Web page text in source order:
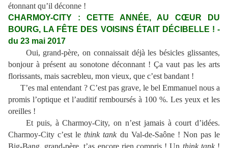
étonnant qu’il déconne !
CHARMOY-CITY : CETTE ANNÉE, AU CŒUR DU
BOURG, LA FÊTE DES VOISINS ÉTAIT DÉCIBELLE ! -
du 23 mai 2017
Oui, grand-père, on connaissait déjà les bésicles glissantes,
bonjour à présent au sonotone déconnant ! Ça vaut pas les arts
florissants, mais sacrebleu, mon vieux, que c’est bandant !
T’es mal entendant ? C’est pas grave, le bel Emmanuel nous a
promis l’optique et l’auditif remboursés à 100 %. Les yeux et les
oreilles !
Et puis, à Charmoy-City, on n’est jamais à court d’idées.
Charmoy-City c’est lethink tankdu Val-de-Saône ! Non pas le